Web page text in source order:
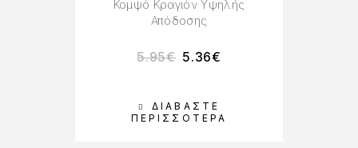
ΔΙΑΒΆΣΤΕ
ΠΕΡΙΣΣΌΤΕΡΑ
Κομψό Κραγιόν Υψηλής
Απόδοσης
5.95€ 5.36€